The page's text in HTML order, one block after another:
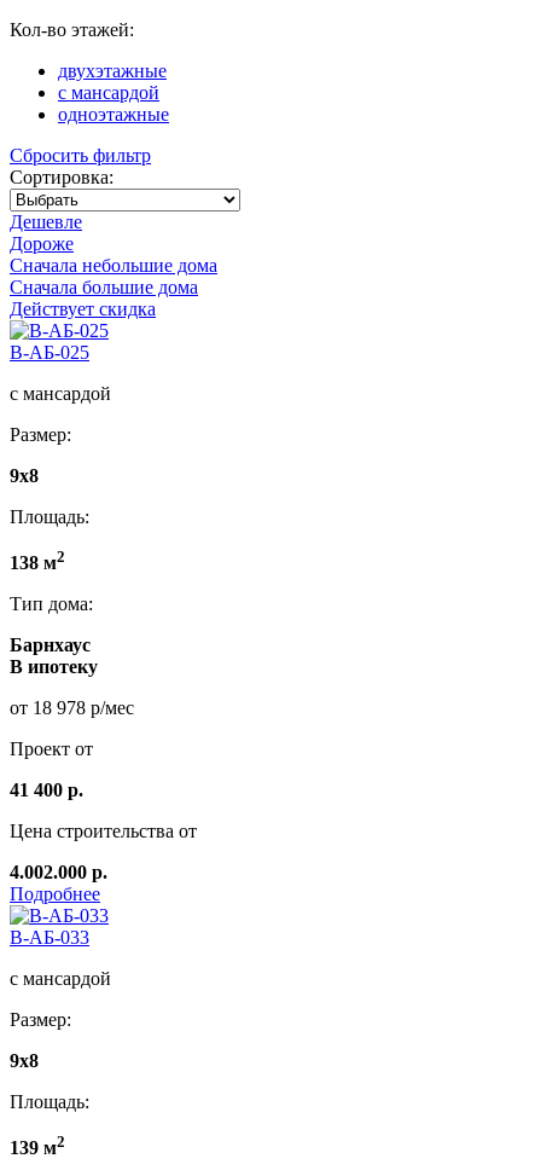
Кол-во этажей:
двухэтажные
с мансардой
одноэтажные
Сбросить фильтр
Сортировка:
Дешевле
Дороже
Сначала небольшие дома
Сначала большие дома
Действует скидка
В-АБ-025
с мансардой
Размер:
9x8
Площадь:
138 м2
Тип дома:
Барнхаус
В ипотеку
от 18 978 р/мес
Проект от
41 400 р.
Цена строительства от
4.002.000 р.
Подробнее
В-АБ-033
с мансардой
Размер:
9x8
Площадь:
139 м2